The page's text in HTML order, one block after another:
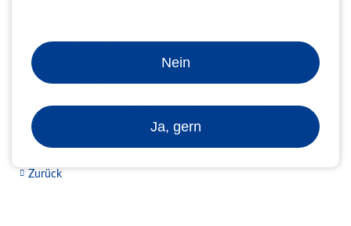
Drahtbindegeräte
Kombi-Geräte für Draht- und Plastik-Bindung
Stanzmaschinen
Fälzelbindegeräte
Strip-Bindegeräte
Zurück
Nein
Ja, gern